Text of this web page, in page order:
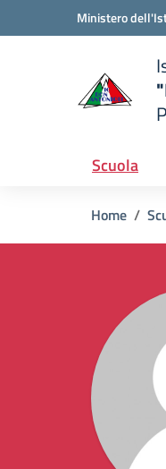
Vai ai contenuti
Vai al menu di navigazione
Ministero
scuola
Scuola
Home